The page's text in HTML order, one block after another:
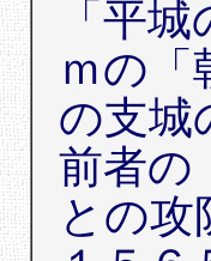
「平
ｍの「
の支城
前者の
との